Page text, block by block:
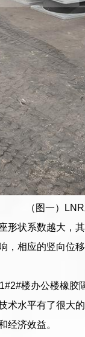
（图一）
形状系数越大，
，相应的竖向位
楼办公楼橡
术水平有了很大
经济效益。